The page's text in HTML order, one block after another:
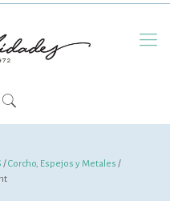
/Corcho, Espejos y Metales /